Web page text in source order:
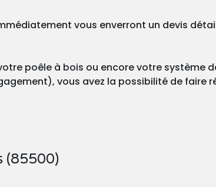
vous enverront un devis
poêle à bois ou encore votre système
vous avez la possibilité de faire
(85500)